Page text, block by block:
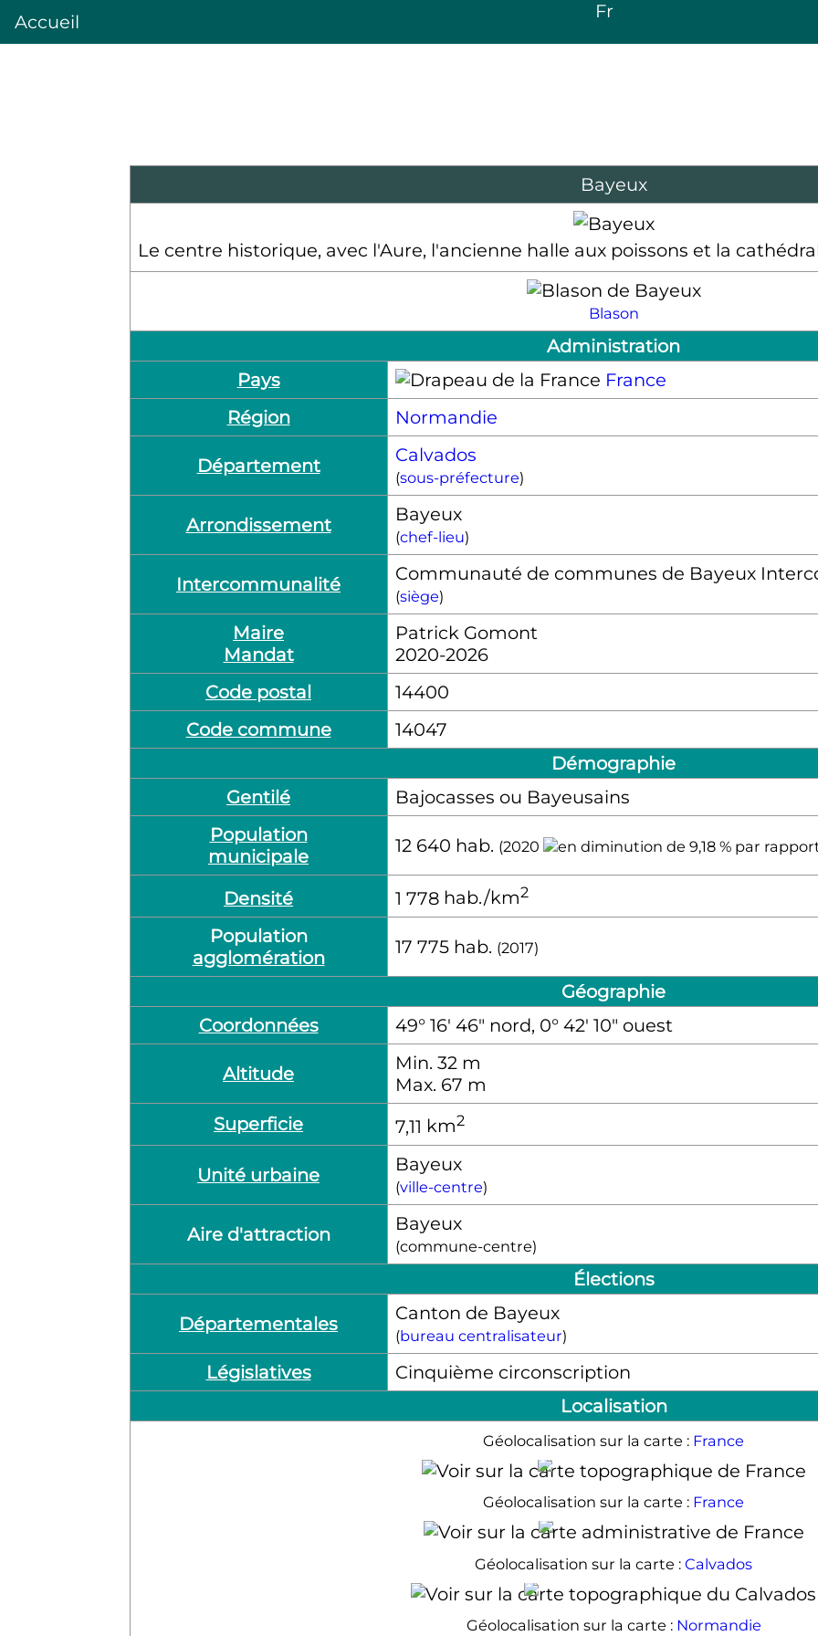
Accueil Fr
Bayeux
Le centre historique, avec l'Aure, l'ancienne halle aux poissons et la
Blason
Administration
Pays
France
Région
Normandie
Département Calvados
(sous-préfecture)
Arrondissement Bayeux
(chef-lieu)
Intercommunalité Communauté de communes de Bayeux
(siège)
Maire
Mandat
Patrick Gomont
2020-2026
Code postal
14400
Code commune
14047
Démographie
Gentilé
Bajocasses ou Bayeusains
Population
municipale
12 640 hab. (2020
Densité 1 778 hab./km2
Population
agglomération
17 775 hab. (2017)
Géographie
Coordonnées
49° 16′ 46″ nord, 0° 42′ 10″ ouest
Altitude Min. 32 m
Max. 67 m
Superficie
7,11 km2
Unité urbaine Bayeux
(ville-centre)
Aire d'attraction Bayeux
(commune-centre)
Élections
Départementales Canton de Bayeux
(bureau centralisateur)
Législatives
Cinquième circonscription
Localisation
Géolocalisation sur la carte : France
Bayeux
Géolocalisation sur la carte : France
Bayeux
Géolocalisation sur la carte : Calvados
Bayeux
Géolocalisation sur la carte : Normandie